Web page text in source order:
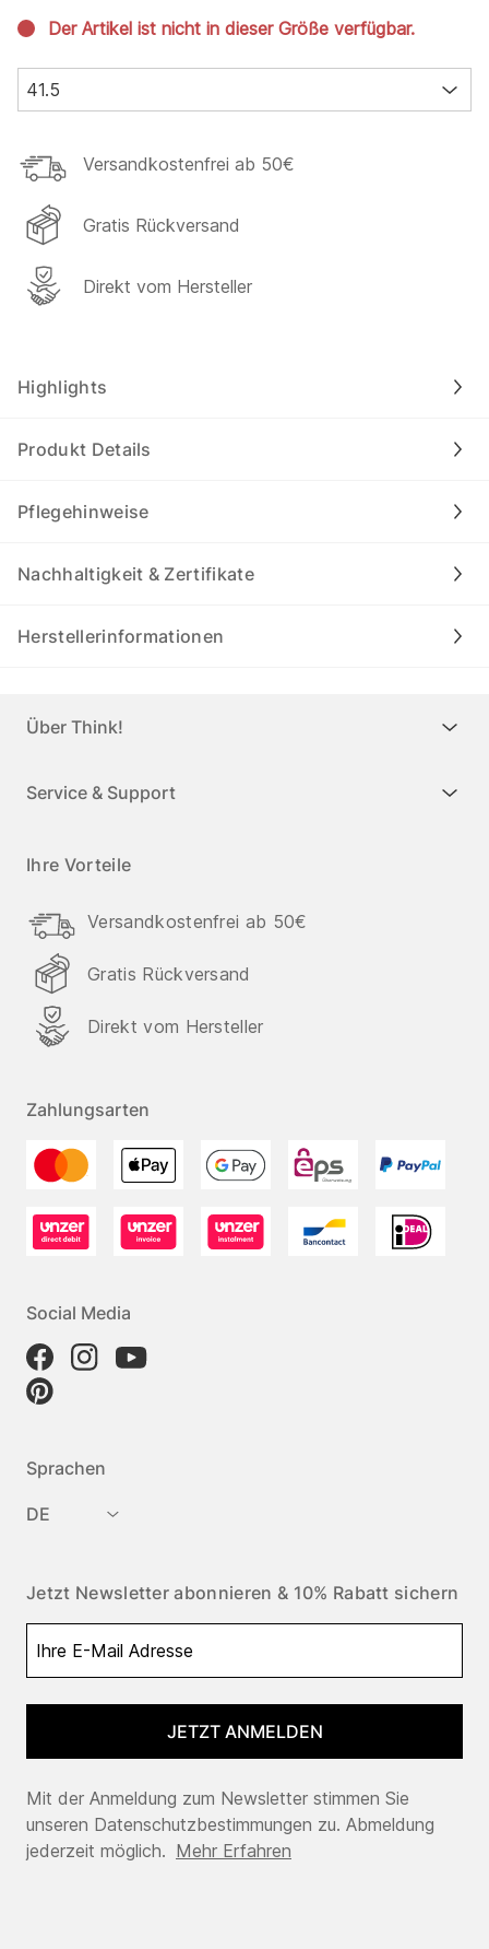
Der Artikel ist nicht in dieser Größe verfügbar.
41.5
Versandkostenfrei ab 50€
Gratis Rückversand
Direkt vom Hersteller
Highlights
Produkt Details
Pflegehinweise
Nachhaltigkeit & Zertifikate
Herstellerinformationen
Über Think!
Service & Support
Ihre Vorteile
Versandkostenfrei ab 50€
Gratis Rückversand
Direkt vom Hersteller
Zahlungsarten
Social Media
Sprachen
DE
Jetzt Newsletter abonnieren & 10% Rabatt sichern
JETZT ANMELDEN
Mit der Anmeldung zum Newsletter stimmen Sie
unseren Datenschutzbestimmungen zu. Abmeldung
jederzeit möglich. Mehr Erfahren